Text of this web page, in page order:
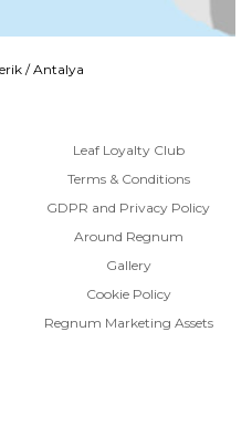
/ Antalya
Leaf Loyalty Club
Terms & Conditions
GDPR and Privacy Policy
Around Regnum
Gallery
Cookie Policy
Regnum Marketing Assets